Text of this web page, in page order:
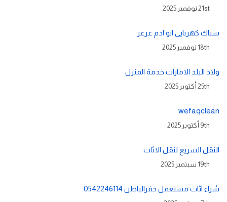
21st نوفمبر 2025
سباك كهربايي ابو ادم عرعر
18th نوفمبر 2025
ولاد البلد الامارات خدمة المنزل
25th أكتوبر 2025
wefaqclean
9th أكتوبر 2025
النقل السريع لنقل الاثاث
19th سبتمبر 2025
شراء اثاث مستعمل حفرالباطن 0542246114